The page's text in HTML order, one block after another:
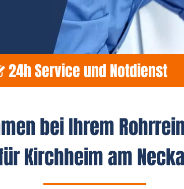
24h Service und Notdienst
bei Ihrem
Kirchheim am